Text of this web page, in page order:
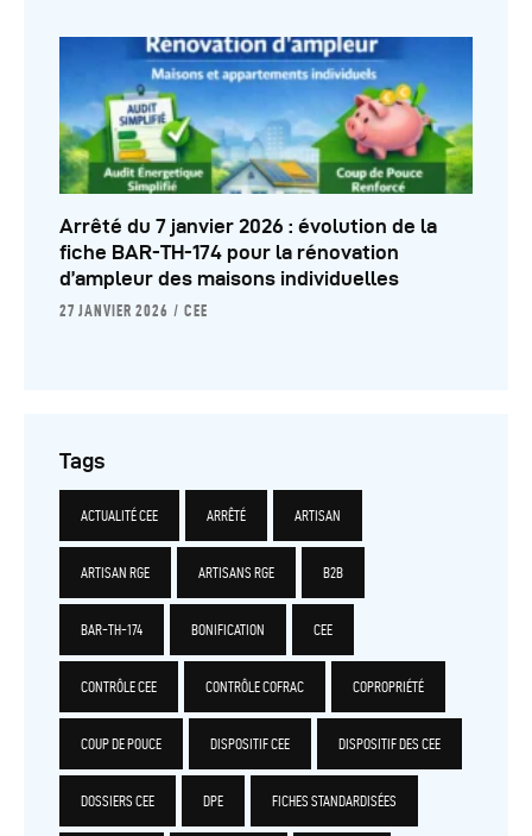
Arrêté du 7 janvier 2026 : évolution de la
fiche BAR-TH-174 pour la rénovation
d’ampleur des maisons individuelles
27 JANVIER 2026 CEE
Tags
ACTUALITÉ CEE ARRÊTÉ ARTISAN
ARTISAN RGE ARTISANS RGE B2B
BAR-TH-174 BONIFICATION CEE
CONTRÔLE CEE CONTRÔLE COFRAC COPROPRIÉTÉ
COUP DE POUCE DISPOSITIF CEE DISPOSITIF DES CEE
DOSSIERS CEE DPE FICHES STANDARDISÉES